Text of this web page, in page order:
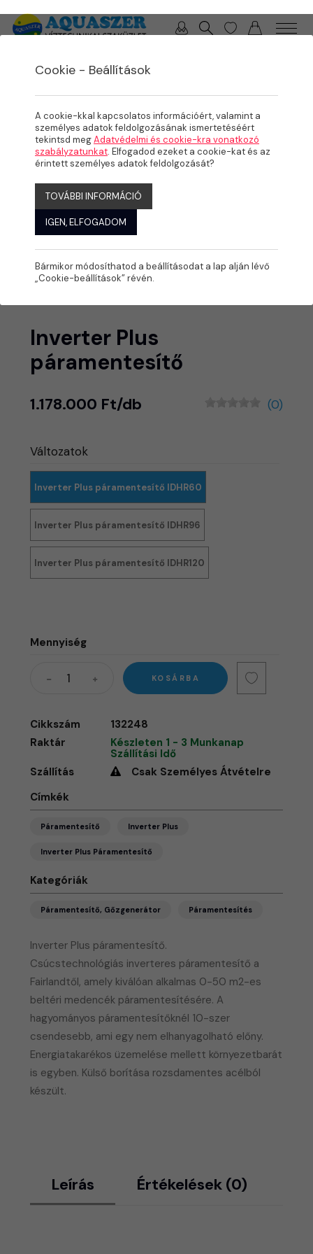
Inverter Plus
páramentesítő
1.178.000 Ft/db (0)
Inverter Plus páramentesítő.
Csúcstechnológiás inverteres páramentesítő a
Fairlandtől, amely kiválóan alkalmas 0-50 m2-es
beltéri medencék páramentesítésére. A
hagyományos páramentesítőknél 10-szer
csendesebb, ami egy nem elhanyagolható előny.
​Energiatakarékos üzemelése mellett környezetbarát
is egyben. Külső borítása rozsdamentes acélból
készült.
Változatok
Inverter Plus páramentesítő IDHR60
Inverter Plus páramentesítő IDHR96
Inverter Plus páramentesítő IDHR120
Mennyiség
KOSÁRBA
Cikkszám
132248
Raktár
Készleten 1 - 3 Munkanap
Szállítási Idő
Szállítás
Csak Személyes Átvételre
Címkék
Páramentesítő Inverter Plus
Inverter Plus Páramentesítő
Kategóriák
Páramentesítő, Gőzgenerátor Páramentesítés
Leírás Értékelések (0)
Cookie - Beállítások
A cookie-kkal kapcsolatos információért, valamint a
személyes adatok feldolgozásának ismertetéséért
tekintsd megAdatvédelmi és cookie-kra vonatkozó
szabályzatunkat. Elfogadod ezeket a cookie-kat és az
érintett személyes adatok feldolgozását?
TOVÁBBI INFORMÁCIÓ
IGEN, ELFOGADOM
Bármikor módosíthatod a beállításodat a lap alján lévő
„Cookie-beállítások” révén.